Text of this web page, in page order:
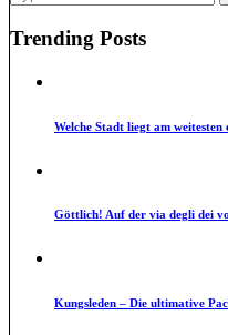
Trending Posts
Welche Stadt liegt am
Göttlich! Auf der via degli dei
Kungsleden – Die ultimative